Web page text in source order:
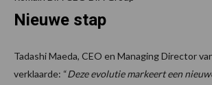
Nieuwe stap
Tadashi Maeda, CEO en Managing Director
verklaarde: “Deze evolutie markeert een